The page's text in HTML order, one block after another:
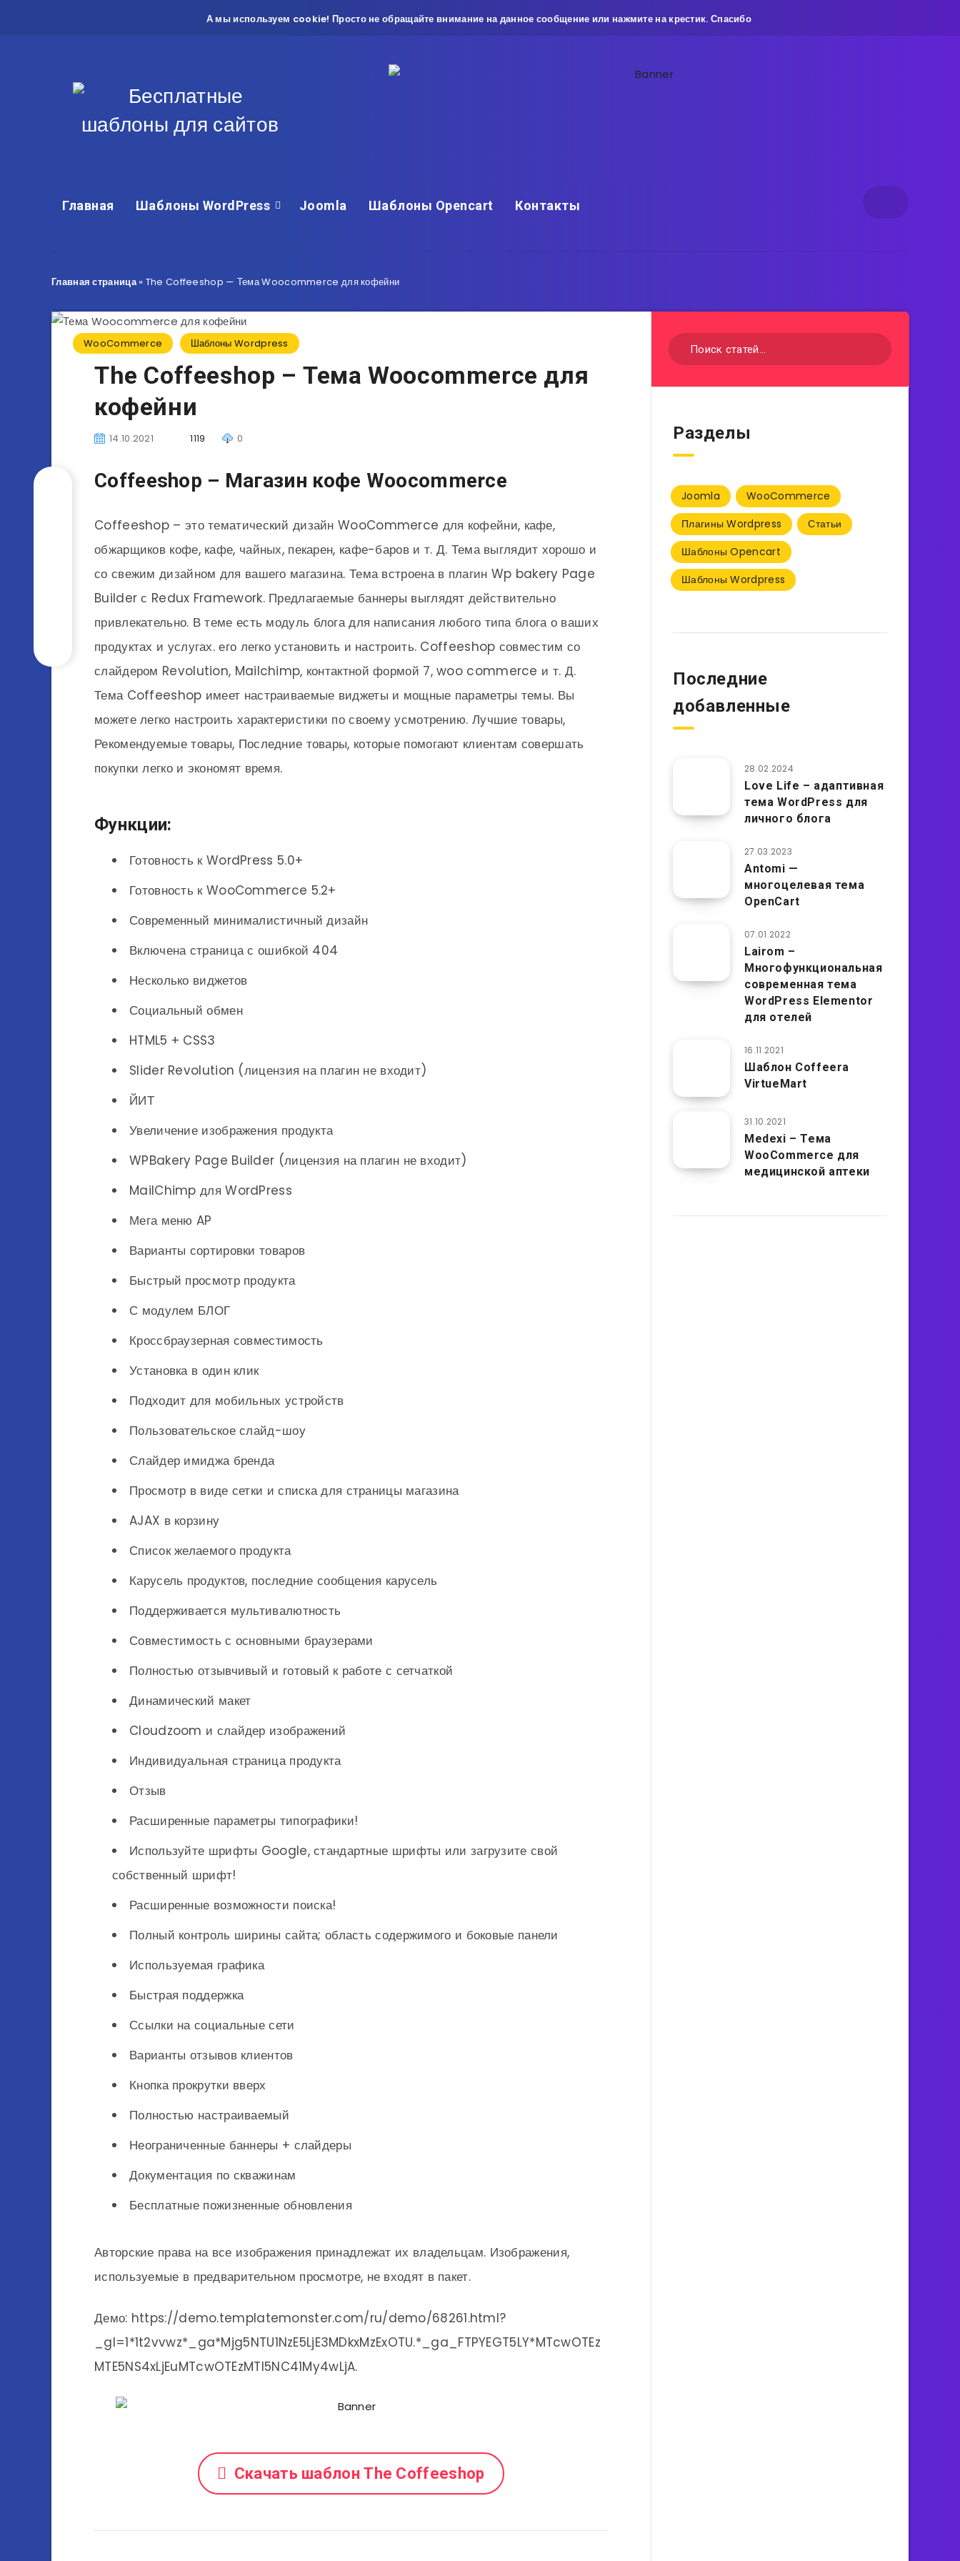
А мы используем cookie! Просто не обращайте внимание на данное сообщение или нажмите на крестик. Спасибо
Главная Шаблоны WordPress Joomla Шаблоны Opencart Контакты
Главная страница» The Coffeeshop — Тема Woocommerce для кофейни
WooCommerce Шаблоны Wordpress
The Coffeeshop – Тема Woocommerce для
кофейни
14.10.2021 1119 0
Coffeeshop – Магазин кофе Woocommerce
Coffeeshop – это тематический дизайн WooCommerce для кофейни, кафе,
обжарщиков кофе, кафе, чайных, пекарен, кафе-баров и т. Д. Тема выглядит хорошо и
со свежим дизайном для вашего магазина. Тема встроена в плагин Wp bakery Page
Builder с Redux Framework. Предлагаемые баннеры выглядят действительно
привлекательно. В теме есть модуль блога для написания любого типа блога о ваших
продуктах и ​​услугах. его легко установить и настроить. Coffeeshop совместим со
слайдером Revolution, Mailchimp, контактной формой 7, woo commerce и т. Д.
Тема Coffeeshop имеет настраиваемые виджеты и мощные параметры темы. Вы
можете легко настроить характеристики по своему усмотрению. Лучшие товары,
Рекомендуемые товары, Последние товары, которые помогают клиентам совершать
покупки легко и экономят время.
Функции:
Готовность к WordPress 5.0+
Готовность к WooCommerce 5.2+
Современный минималистичный дизайн
Включена страница с ошибкой 404
Несколько виджетов
Социальный обмен
HTML5 + CSS3
Slider Revolution (лицензия на плагин не входит)
ЙИТ
Увеличение изображения продукта
WPBakery Page Builder (лицензия на плагин не входит)
MailChimp для WordPress
Мега меню AP
Варианты сортировки товаров
Быстрый просмотр продукта
С модулем БЛОГ
Кроссбраузерная совместимость
Установка в один клик
Подходит для мобильных устройств
Пользовательское слайд-шоу
Слайдер имиджа бренда
Просмотр в виде сетки и списка для страницы магазина
AJAX в корзину
Список желаемого продукта
Карусель продуктов, последние сообщения карусель
Поддерживается мультивалютность
Совместимость с основными браузерами
Полностью отзывчивый и готовый к работе с сетчаткой
Динамический макет
Cloudzoom и слайдер изображений
Индивидуальная страница продукта
Отзыв
Расширенные параметры типографики!
Используйте шрифты Google, стандартные шрифты или загрузите свой
собственный шрифт!
Расширенные возможности поиска!
Полный контроль ширины сайта; область содержимого и боковые панели
Используемая графика
Быстрая поддержка
Ссылки на социальные сети
Варианты отзывов клиентов
Кнопка прокрутки вверх
Полностью настраиваемый
Неограниченные баннеры + слайдеры
Документация по скважинам
Бесплатные пожизненные обновления
Авторские права на все изображения принадлежат их владельцам. Изображения,
используемые в предварительном просмотре, не входят в пакет.
Демо: https://demo.templatemonster.com/ru/demo/68261.html?
_gl=1*1t2vvwz*_ga*Mjg5NTU1NzE5LjE3MDkxMzExOTU.*_ga_FTPYEGT5LY*MTcwOTEz
MTE5NS4xLjEuMTcwOTEzMTI5NC41My4wLjA.
Скачать шаблон The Coffeeshop
Разделы
Joomla
WooCommerce
Плагины Wordpress
Статьи
Шаблоны Opencart
Шаблоны Wordpress
Последние
добавленные
28.02.2024
Love Life – адаптивная
тема WordPress для
личного блога
27.03.2023
Antomi —
многоцелевая тема
OpenCart
07.01.2022
Lairom –
Многофункциональная
современная тема
WordPress Elementor
для отелей
16.11.2021
Шаблон Coffeera
VirtueMart
31.10.2021
Medexi – Тема
WooCommerce для
медицинской аптеки